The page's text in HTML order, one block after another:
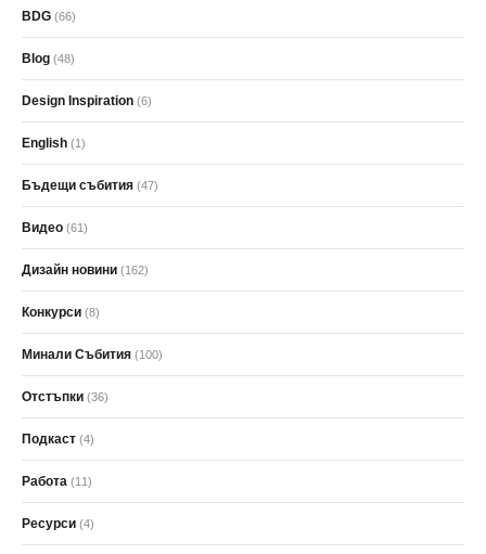
BDG (66)
Blog (48)
Design Inspiration (6)
English (1)
Бъдещи събития (47)
Видео (61)
Дизайн новини (162)
Конкурси (8)
Минали Събития (100)
Отстъпки (36)
Подкаст (4)
Работа (11)
Ресурси (4)